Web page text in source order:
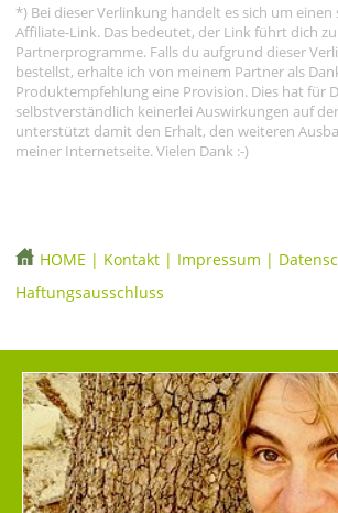
*) Bei dieser Verlinkung handelt es sich um
Affiliate-Link. Das bedeutet, der Link führt dich
Partnerprogramme. Falls du aufgrund dieser
bestellst, erhalte ich von meinem Partner als
Produktempfehlung eine Provision. Dies hat für
selbstverständlich keinerlei Auswirkungen auf
unterstützt damit den Erhalt, den weiteren
meiner Internetseite. Vielen Dank :-)
HOME | Kontakt | Impressum |
Haftungsausschluss